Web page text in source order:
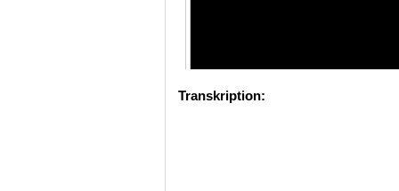
Transkription: